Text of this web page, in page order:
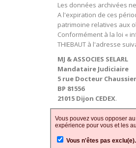
Les données archivées
A l'expiration de ces
patrimoine relatives aux
Conformément à la loi «
THIEBAUT à l'adresse
MJ & ASSOCIES SELARL
Mandataire Judiciaire
5 rue Docteur Chaussier
BP 81556
21015 Dijon CEDEX.